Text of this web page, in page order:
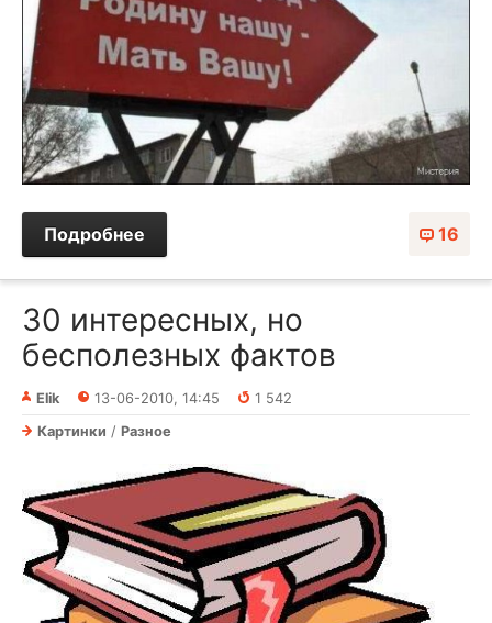
16
Подробнее
30 интересных, но
бесполезных фактов
Elik 13-06-2010, 14:45
1 542
Картинки / Разное